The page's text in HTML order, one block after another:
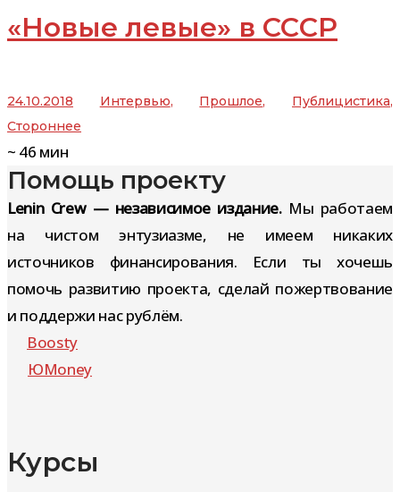
«Новые левые» в ССCР
24.10.2018 Интервью, Прошлое, Публицистика,
Стороннее
~ 46 мин
Помощь проекту
Lenin Crew — независимое издание.Мы работаем
на чистом энтузиазме, не имеем никаких
источников финансирования. Если ты хочешь
помочь развитию проекта, сделай пожертвование
и поддержи нас рублём.
Boosty
ЮMoney
Курсы